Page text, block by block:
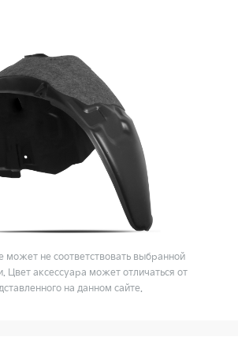
может не соответствовать выбранной
Цвет аксессуара может отличаться от
на данном сайте.